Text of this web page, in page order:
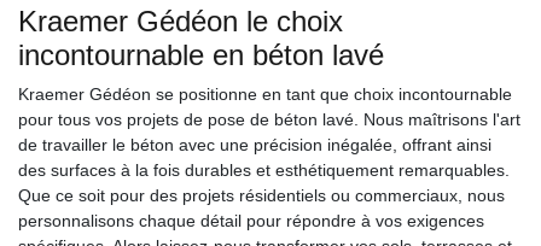
Kraemer Gédéon le choix
incontournable en béton lavé
Kraemer Gédéon se positionne en tant que choix incontournable
pour tous vos projets de pose de béton lavé. Nous maîtrisons l'art
de travailler le béton avec une précision inégalée, offrant ainsi
des surfaces à la fois durables et esthétiquement remarquables.
Que ce soit pour des projets résidentiels ou commerciaux, nous
personnalisons chaque détail pour répondre à vos exigences